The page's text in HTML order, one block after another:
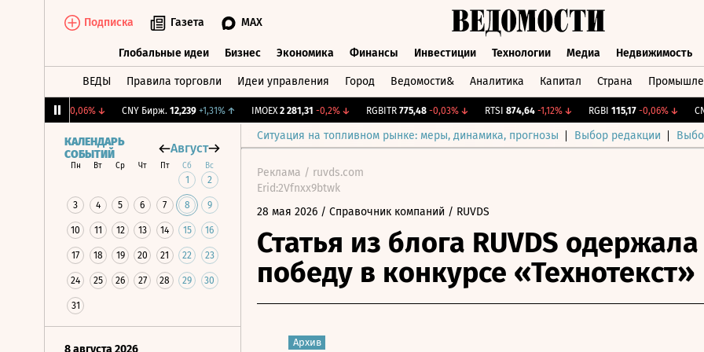
Подписка Газета MAX
Глобальные идеи Бизнес Экономика Финансы Инвестиции Технологии Медиа Недвижимость
ВЕДЫ Правила торговли Идеи управления Город Ведомости& Аналитика Капитал Страна
-0,06%↓ CNY Бирж. 12,239 +1,31%↑ IMOEX 2 281,31 -0,2%↓ RGBITR 775,48 -0,03%↓ RTSI 874,64 -1,12%↓ RGBI 115,17 -0,06%↓ CNY
Ситуация на топливном рынке: меры, динамика, прогнозы Выбор редакции
КАЛЕНДАРЬ
СОБЫТИЙ
Август
Пн Вт Ср Чт Пт Сб Вс
1 2
3 4 5 6 7 8 9
10 11 12 13 14 15 16
17 18 19 20 21 22 23
24 25 26 27 28 29 30
31
8 августа 2026
Реклама / ruvds.com
Erid:2Vfnxx9btwk
28 мая 2026 / Справочник компаний / RUVDS
Статья из блога RUVDS одержала
победу в конкурсе «Технотекст»
Архив